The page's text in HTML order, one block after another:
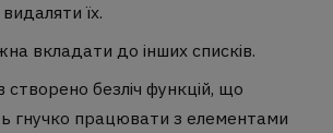
їх.
вкладати до інших списків.
створено безліч функцій, що
гнучко працювати з елементами